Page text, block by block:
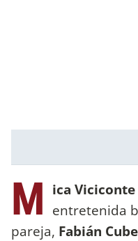
M ica Viciconte
entretenida
pareja, Fabián